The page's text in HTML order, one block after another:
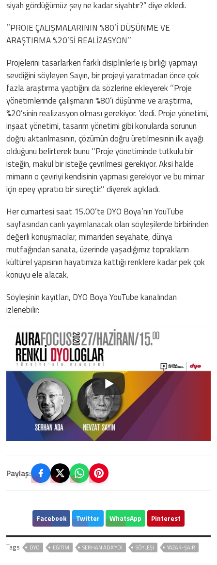
siyah gördüğümüz şey ne kadar siyahtır?” diye ekledi.
‘’PROJE ÇALIŞMALARININ %80’İ DÜŞÜNME VE
ARAŞTIRMA %20’Sİ REALİZASYON’’
Projelerini tasarlarken farklı disiplinlerle iş birliği yapmayı
sevdiğini söyleyen Sayın, bir projeyi yaratmadan önce çok
fazla araştırma yaptığını da sözlerine ekleyerek ‘’Proje
yönetimlerinde çalışmanın %80’i düşünme ve araştırma,
%20’sinin realizasyon olması gerekiyor. ’dedi. Proje yönetimi,
inşaat yönetimi, tasarım yönetimi gibi konularda sorunun
doğru aktarılmasının, çözümün doğru üretilmesinin ilk ayağı
olduğunu belirterek bunu ‘’Proje yönetiminde tutkulu bir
isteğin, makul bir isteğe çevrilmesi gerekiyor. Aksi halde
mimarın o çeviriyi kendisinin yapması gerekiyor ve bu mimar
için epey yıpratıcı bir süreçtir.’’ diyerek açıkladı.
Her cumartesi saat 15.00’te DYO Boya’nın YouTube
sayfasından canlı yayımlanacak olan söyleşilerde birbirinden
değerli konuşmacılar, mimariden seyahate, dünya
mutfağından sanata, üzerinde yaşadığımız toprakların
kültürel yapısının hayatımıza kattığı renklere kadar pek çok
konuyu ele alacak.
Söyleşinin kayıtları, DYO Boya YouTube kanalından
izlenebilir:
Paylaş:
Facebook Twitter WhatsApp Pinterest
Tags DYO EĞITIM SERHAN ADA’YDI SÖYLEŞI YAZAR-ŞAIR